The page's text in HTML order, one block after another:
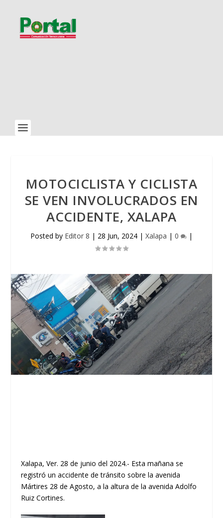
MOTOCICLISTA Y CICLISTA
SE VEN INVOLUCRADOS EN
ACCIDENTE, XALAPA
Posted by Editor 8 | 28 Jun, 2024 | Xalapa | 0 |
Xalapa, Ver. 28 de junio del 2024.- Esta mañana se
registró un accidente de tránsito sobre la avenida
Mártires 28 de Agosto, a la altura de la avenida Adolfo
Ruiz Cortines.